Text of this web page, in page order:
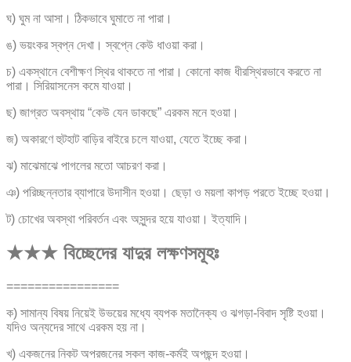
ঘ) ঘুম না আসা। ঠিকভাবে ঘুমাতে না পারা।
ঙ) ভয়ংকর স্বপ্ন দেখা। স্বপ্নে কেউ ধাওয়া করা।
চ) একস্থানে বেশীক্ষণ স্থির থাকতে না পারা। কোনো কাজ ধীরস্থিরভাবে করতে না
পারা। সিরিয়াসনেস কমে যাওয়া।
ছ) জাগ্রত অবস্থায় “কেউ যেন ডাকছে” এরকম মনে হওয়া।
জ) অকারণে হুটহাট বাড়ির বাইরে চলে যাওয়া, যেতে ইচ্ছে করা।
ঝ) মাঝেমাঝে পাগলের মতো আচরণ করা।
ঞ) পরিচ্ছন্নতার ব্যাপারে উদাসীন হওয়া। ছেড়া ও ময়লা কাপড় পরতে ইচ্ছে হওয়া।
ট) চোখের অবস্থা পরিবর্তন এবং অসুন্দর হয়ে যাওয়া। ইত্যাদি।
★★★ বিচ্ছেদের যাদুর লক্ষণসমূহঃ
================
ক) সামান্য বিষয় নিয়েই উভয়ের মধ্যে ব্যপক মতানৈক্য ও ঝগড়া-বিবাদ সৃষ্টি হওয়া।
যদিও অন্যদের সাথে এরকম হয় না।
খ) একজনের নিকট অপরজনের সকল কাজ-কর্মই অপছন্দ হওয়া।